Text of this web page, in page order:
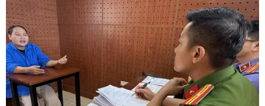
03/08/2026 13:44
Xem thêm